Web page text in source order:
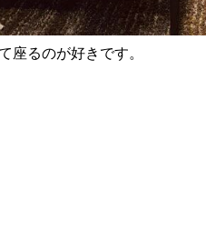
座るのが好きです。